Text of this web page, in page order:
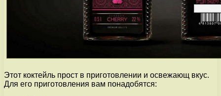
Этот коктейль прост в приготовлении и освежающ вкус.
Для его приготовления вам понадобятся: